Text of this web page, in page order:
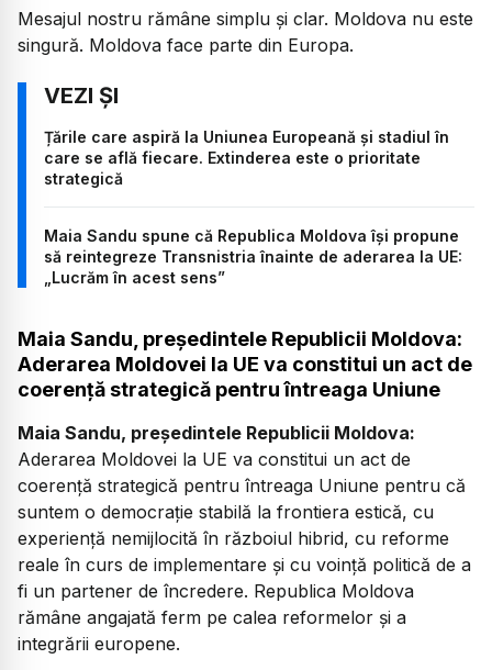
Mesajul nostru rămâne simplu și clar. Moldova nu este
singură. Moldova face parte din Europa.
Țările care aspiră la Uniunea Europeană și stadiul în
care se află fiecare. Extinderea este o prioritate
strategică
Maia Sandu spune că Republica Moldova își propune
să reintegreze Transnistria înainte de aderarea la UE:
„Lucrăm în acest sens”
Maia Sandu, președintele Republicii Moldova:
Aderarea Moldovei la UE va constitui un act de
coerență strategică pentru întreaga Uniune
Maia Sandu, președintele Republicii Moldova:
Aderarea Moldovei la UE va constitui un act de
coerență strategică pentru întreaga Uniune pentru că
suntem o democrație stabilă la frontiera estică, cu
experiență nemijlocită în războiul hibrid, cu reforme
reale în curs de implementare și cu voință politică de a
fi un partener de încredere. Republica Moldova
rămâne angajată ferm pe calea reformelor și a
integrării europene.